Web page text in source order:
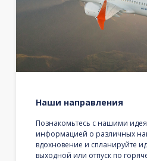
Наши направления
Познакомьтесь с нашими
информацией о различных
вдохновение и спланируйте
выходной или отпуск по